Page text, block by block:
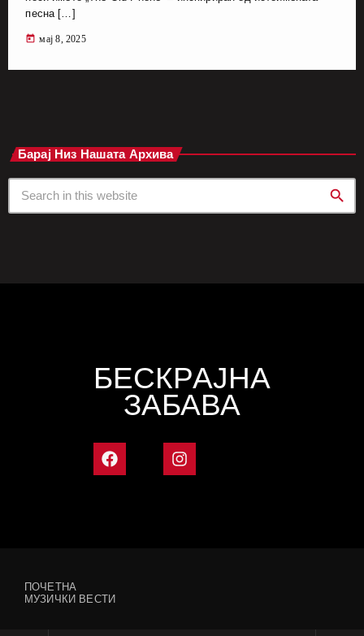
песна […]
today мај 8, 2025
Барај Низ Нашата Архива
search
БЕСКРАЈНА
ЗАБАВА
ПОЧЕТНА
МУЗИЧКИ ВЕСТИ